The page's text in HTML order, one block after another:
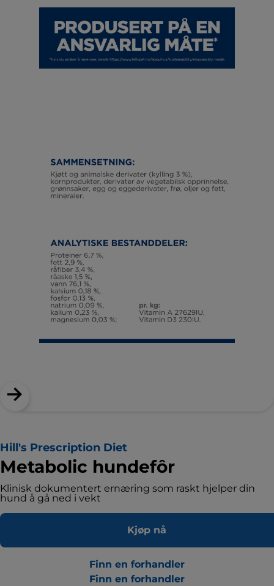
Hill's Prescription Diet
Metabolic hundefôr
Klinisk dokumentert ernæring som raskt hjelper din
hund å gå ned i vekt
Kjøp nå
Finn en forhandler
Finn en forhandler